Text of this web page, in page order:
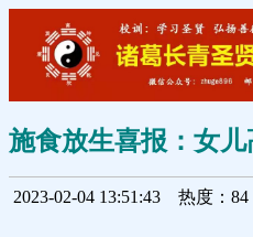
施食放生喜报：女
2023-02-04 13:51:43 热度：84